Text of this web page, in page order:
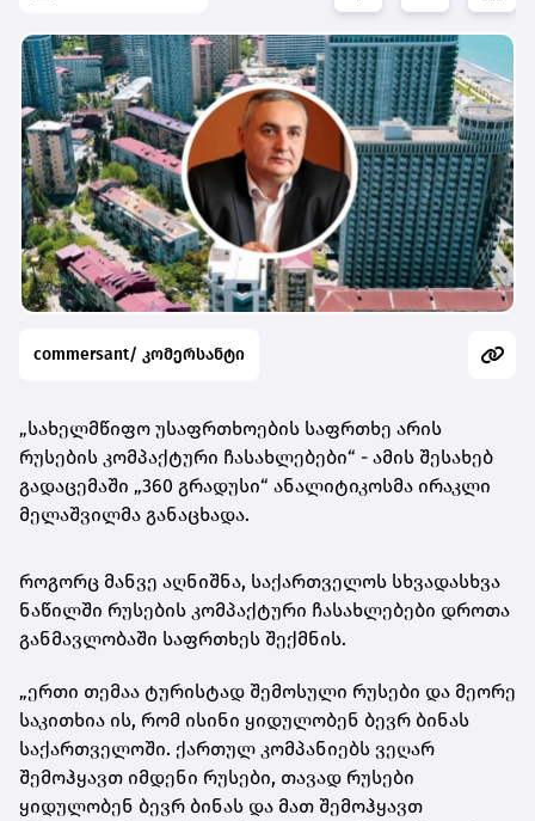
commersant/ კომერსანტი
„სახელმწიფო უსაფრთხოების საფრთხე არის
რუსების კომპაქტური ჩასახლებები“ - ამის შესახებ
გადაცემაში „360 გრადუსი“ ანალიტიკოსმა ირაკლი
მელაშვილმა განაცხადა.
როგორც მანვე აღნიშნა, საქართველოს სხვადასხვა
ნაწილში რუსების კომპაქტური ჩასახლებები დროთა
განმავლობაში საფრთხეს შექმნის.
„ერთი თემაა ტურისტად შემოსული რუსები და მეორე
საკითხია ის, რომ ისინი ყიდულობენ ბევრ ბინას
საქართველოში. ქართულ კომპანიებს ვეღარ
შემოჰყავთ იმდენი რუსები, თავად რუსები
ყიდულობენ ბევრ ბინას და მათ შემოჰყავთ